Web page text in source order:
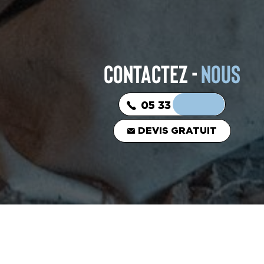
CONTACTEZ -NOUS
05 33 06 03 16
DEVIS GRATUIT